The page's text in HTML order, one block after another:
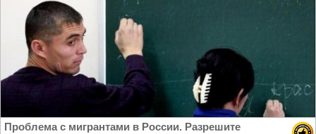
Проблема с мигрантами в России. Разрешите